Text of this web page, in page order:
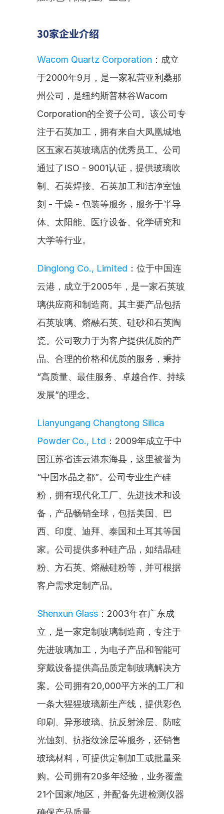
30家企业介绍
Wacom Quartz Corporation ：成立
于2000年9月，是一家私营亚利桑那
州公司，是纽约斯普林谷Wacom
Corporation的全资子公司。该公司专
注于石英加工，拥有来自大凤凰城地
区五家石英玻璃店的优秀员工。公司
通过了ISO - 9001认证，提供玻璃吹
制、石英焊接、石英加工和洁净室蚀
刻 - 干燥 - 包装等服务，服务于半导
体、太阳能、医疗设备、化学研究和
大学等行业。
Dinglong Co., Limited ：位于中国连
云港，成立于2005年，是一家石英玻
璃供应商和制造商。其主要产品包括
石英玻璃、熔融石英、硅砂和石英陶
瓷。公司致力于为客户提供优质的产
品、合理的价格和优质的服务，秉持
“高质量、最佳服务、卓越合作、持续
发展”的理念。
Lianyungang Changtong Silica
Powder Co., Ltd ：2009年成立于中
国江苏省连云港东海县，这里被誉为
“中国水晶之都”。公司专业生产硅
粉，拥有现代化工厂、先进技术和设
备，产品畅销全球，包括美国、巴
西、印度、迪拜、泰国和土耳其等国
家。公司提供多种硅产品，如结晶硅
粉、方石英、熔融硅粉等，并可根据
客户需求定制产品。
Shenxun Glass ：2003年在广东成
立，是一家定制玻璃制造商，专注于
先进玻璃加工，为电子产品和智能可
穿戴设备提供高品质定制玻璃解决方
案。公司拥有20,000平方米的工厂和
一条大猩猩玻璃新生产线，提供彩色
印刷、异形玻璃、抗反射涂层、防眩
光蚀刻、抗指纹涂层等服务，还销售
玻璃材料，可提供定制加工或批量采
购。公司拥有20多年经验，业务覆盖
21个国家/地区，并配备先进检测仪器